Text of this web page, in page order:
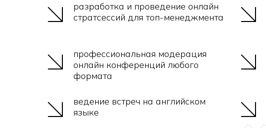
разработка и проведение онлайн
стратсессий для топ-менеджмента
ведение встреч на английском
языке
профессиональная модерация
онлайн конференций любого
формата